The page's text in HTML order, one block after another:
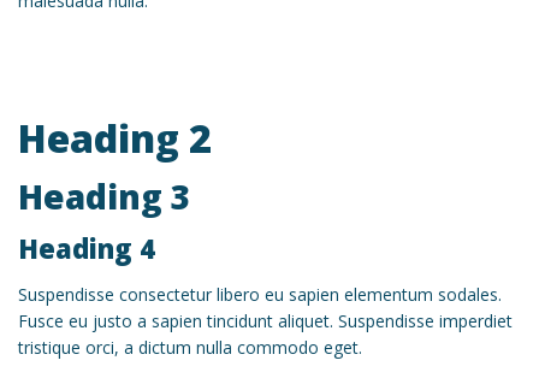
Heading 2
Heading 3
Heading 4
Suspendisse consectetur libero eu sapien elementum sodales.
Fusce eu justo a sapien tincidunt aliquet. Suspendisse imperdiet
tristique orci, a dictum nulla commodo eget.